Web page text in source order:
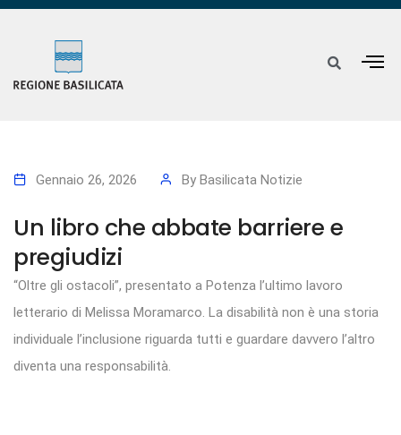
Gennaio 26, 2026 By Basilicata Notizie
Un libro che abbate barriere e
pregiudizi
“Oltre gli ostacoli”, presentato a Potenza l’ultimo lavoro
letterario di Melissa Moramarco. La disabilità non è una storia
individuale l’inclusione riguarda tutti e guardare davvero l’altro
diventa una responsabilità.